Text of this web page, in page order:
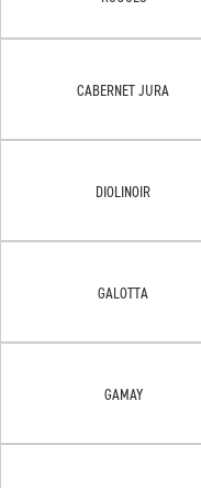
CABERNET JURA
DIOLINOIR
GALOTTA
GAMAY